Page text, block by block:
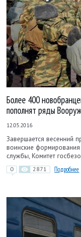
Более 400
пополнят ряды
12.05.2016
Завершается весенний
воинские
службы, Комитет
0 2871 Подробнее